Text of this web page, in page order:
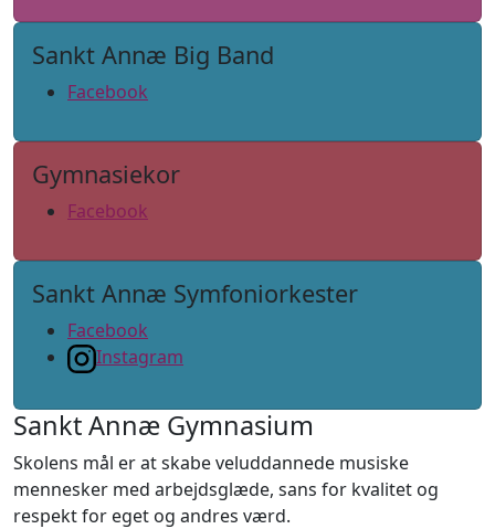
Sankt Annæ Big Band
Facebook
Gymnasiekor
Facebook
Sankt Annæ Symfoniorkester
Facebook
Instagram
Sankt Annæ Gymnasium
Skolens mål er at skabe veluddannede musiske
mennesker med arbejdsglæde, sans for kvalitet og
respekt for eget og andres værd.